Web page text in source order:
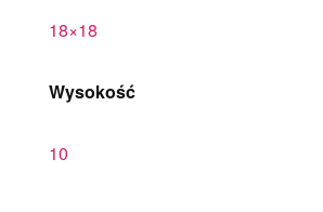
18×18
Wysokość
10